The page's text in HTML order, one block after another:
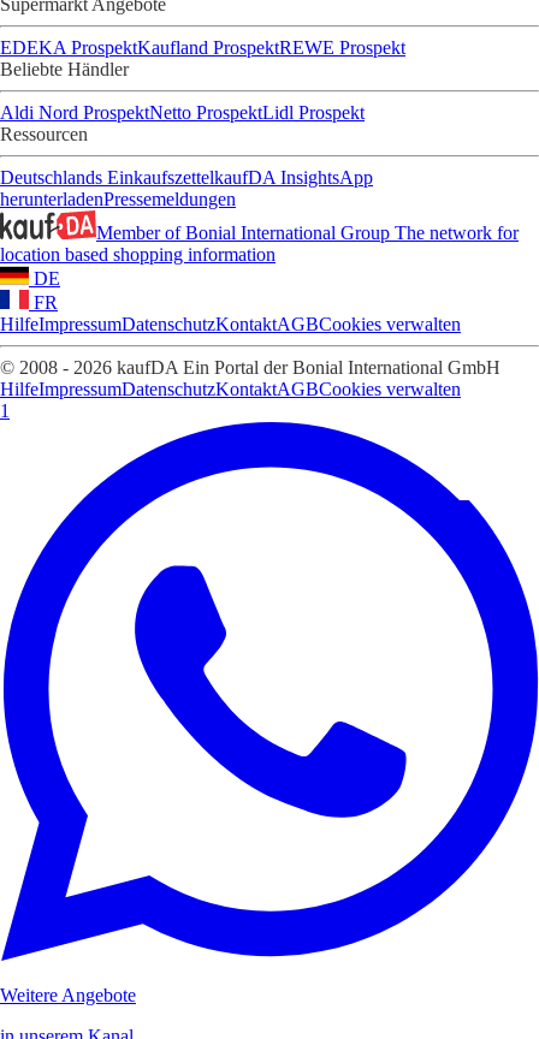
EDEKA ProspektKaufland ProspektREWE Prospekt
Beliebte Händler
Aldi Nord ProspektNetto ProspektLidl Prospekt
Ressourcen
Deutschlands EinkaufszettelkaufDA InsightsApp
herunterladenPressemeldungen
Member of Bonial International Group The network for
location based shopping information
DE
FR
HilfeImpressumDatenschutzKontaktAGBCookies verwalten
© 2008 - 2026 kaufDA Ein Portal der Bonial International GmbH
HilfeImpressumDatenschutzKontaktAGBCookies verwalten
1
Weitere Angebote